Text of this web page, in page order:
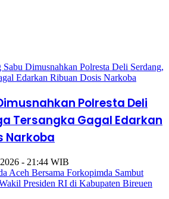
Polresta Deli
Tersangka Gagal Edarkan
Narkoba
- 21:44 WIB